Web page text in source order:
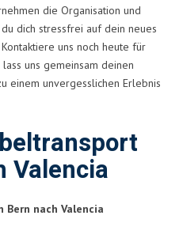
die Organisation und
dich stressfrei auf dein neues
uns noch heute für
uns gemeinsam deinen
einem unvergesslichen Erlebnis
Valencia
Bern nach Valencia